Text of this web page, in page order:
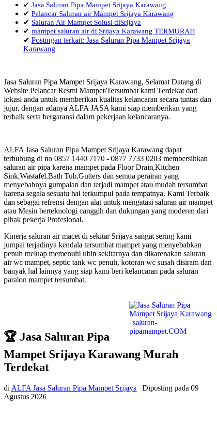
✔ Jasa Saluran Pipa Mampet Srijaya Karawang
✔ Pelancar Saluran air Mampet Srijaya Karawang
✔ Saluran Air Mampet Solusi diSrijaya
✔ mampet saluran air di Srijaya Karawang TERMURAH
✔ Postingan terkait: Jasa Saluran Pipa Mampet Srijaya
Karawang
Jasa Saluran Pipa Mampet Srijaya Karawang, Selamat Datang di
Website Pelancar Resmi Mampet/Tersumbat kami Terdekat dari
lokasi anda untuk memberikan kualitas kelancaran secara tuntas dan
jujur, dengan adanya ALFA JASA kami siap memberikan yang
terbaik serta bergaransi dalam pekerjaan kelancaranya.
ALFA Jasa Saluran Pipa Mampet Srijaya Karawang dapat
terhubung di no 0857 1440 7170 - 0877 7733 0203 membersihkan
saluran air pipa karena mampet pada Floor Drain,Kitchen
Sink,Wastafel,Bath Tub,Gutters dan semua perairan yang
menyebabnya gumpalan dan terjadi mampet atau mudah tersumbat
karena segala sesuatu hal terkumpul pada tempatnya. Kami Terbaik
dan sebagai refrensi dengan alat untuk mengatasi saluran air mampet
atau Mesin berteknologi canggih dan dukungan yang moderen dari
pihak pekerja Profesional.
Kinerja saluran air macet di sekitar Srijaya sangat sering kami
jumpai terjadinya kendala tersumbat mampet yang menyebabkan
penuh meluap memenuhi ubin sekitarnya dan dikarenakan saluran
air wc mampet, septic tank wc penuh, kotoran wc susah disiram dan
banyak hal lainnya yang siap kami beri kelancaran pada saluran
paralon mampet tersumbat.
🏆 Jasa Saluran Pipa
Mampet Srijaya Karawang Murah
Terdekat
di ALFA Jasa Saluran Pipa Mampet Srijaya Diposting pada 09
Agustus 2026